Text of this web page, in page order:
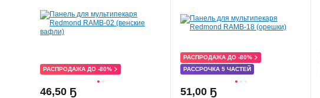
РАСПРОДАЖА ДО -80%
46,50 Ҕ
РАССРОЧКА 5 ЧАСТЕЙ
РАСПРОДАЖА ДО -80%
51,00 Ҕ